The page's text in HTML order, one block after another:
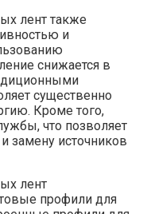
лент также
и
снижается в
существенно
Кроме того,
что позволяет
замену источников
лент
профили для